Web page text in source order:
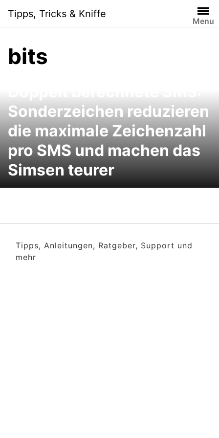
content
Tipps, Tricks & Kniffe
Menu
bits
Sonderzeichen reduzieren
die maximale Zeichenzahl
pro SMS und machen das
Simsen teurer
Tipps, Anleitungen, Ratgeber, Support und
mehr